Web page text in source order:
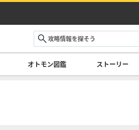
オトモン図鑑 ストーリー